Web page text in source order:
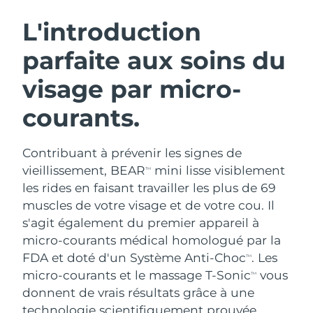
L'introduction
parfaite aux soins du
visage par micro-
courants.
Contribuant à prévenir les signes de
vieillissement, BEARTM
mini lisse visiblement
les rides en faisant travailler les plus de 69
muscles de votre visage et de votre cou. Il
s'agit également du premier appareil à
micro-courants médical homologué par la
FDA et doté d'un Système Anti-ChocTM. Les
micro-courants et le massage T-SonicTM
vous
donnent de vrais résultats grâce à une
technologie scientifiquement prouvée.
Nettoyage du visage
LUNA™ 4 coffret
Anti-aging massage
LUNA™ 4 Plus
LUNA™ 4 Men
For men, anti-aging massage
Lifting
BEAR™ 2 coffret
Microcurrent toning
BEAR™ 2 go
Microcurrent toning on-the-go
BEAR™ 2 eyes & lips
Microcurrent line smoothing device
Hydratation
UFO™ 3 coffret
Deep facial hydration
UFO™ 3 LED
Near-infrared and red light therapy
device
Soin bucco-dentaire
issa™ 4
Hybrid silicone sonic toothbrush
issa™ 4 plus
Smart hybrid silicone sonic toothbrush
FAQ™ TRAITEMENT ANTI-ÂGE
Anti-âge Traitements LED
NEW
Autriche
Bahreïn Livraison estimée8/10/26
Belgique Livraison estimée
Bermudes
Bosnie-Herzégovine Livraison estimée
Brunei Livraison estimée8/14/26
Bulgarie Livraison estimée
Canada Livraison estimée 8/13/26
Chili Livraison estimée